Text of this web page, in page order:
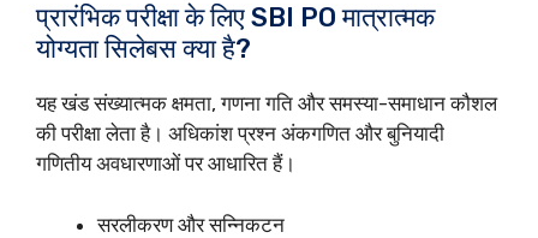
प्रारंभिक परीक्षा के लिए SBI PO मात्रात्मक
योग्यता सिलेबस क्या है?
यह खंड संख्यात्मक क्षमता, गणना गति और समस्या-समाधान कौशल
की परीक्षा लेता है। अधिकांश प्रश्न अंकगणित और बुनियादी
गणितीय अवधारणाओं पर आधारित हैं।
सरलीकरण और सन्निकटन